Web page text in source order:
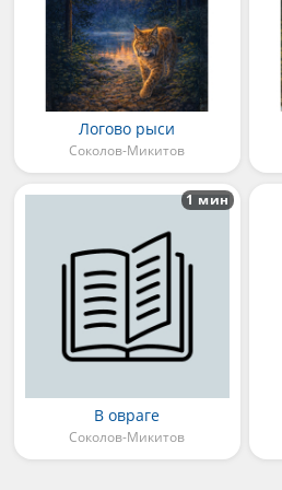
Логово рыси
Соколов-Микитов
В овраге
Соколов-Микитов
1 мин